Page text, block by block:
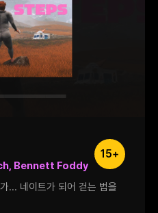
혀 들지
건현장과
. 저는 무슨 수를
어요. 이 다음
들,
근데 저만
보이스가
15+
Bennett Foddy
... 네이트가 되어 걷는 법을